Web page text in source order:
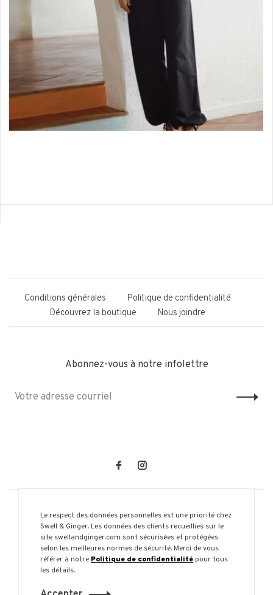
Shop items
Conditions générales
Politique de confidentialité
Découvrez la boutique
Nous joindre
Abonnez-vous à notre infolettre
© Copyright 2026 Swell & Ginger
Le respect des données personnelles est une priorité chez
Swell & Ginger. Les données des clients recueillies sur le
site swellandginger.com sont sécurisées et protégées
selon les meilleures normes de sécurité. Merci de vous
référer à notre Politique de confidentialitépour tous
les détails.